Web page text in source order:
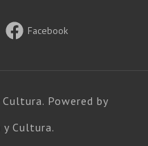
Facebook
Powered by
Cultura.